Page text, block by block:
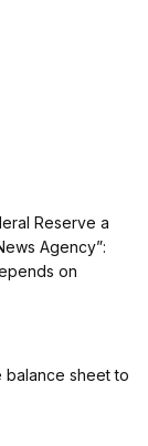
Reserve a
Agency”:
on
balance sheet to